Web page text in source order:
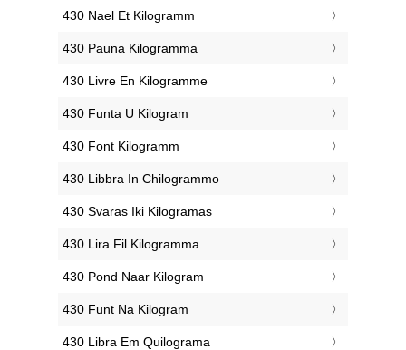
‎430 Nael Et Kilogramm
‎430 Pauna Kilogramma
‎430 Livre En Kilogramme
‎430 Funta U Kilogram
‎430 Font Kilogramm
‎430 Libbra In Chilogrammo
‎430 Svaras Iki Kilogramas
‎430 Lira Fil Kilogramma
‎430 Pond Naar Kilogram
‎430 Funt Na Kilogram
‎430 Libra Em Quilograma